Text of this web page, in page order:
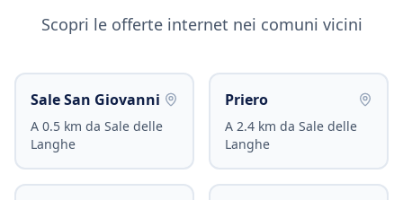
Scopri le offerte internet nei comuni vicini
Sale San Giovanni
A 0.5 km da Sale delle
Langhe
Priero
A 2.4 km da Sale delle
Langhe